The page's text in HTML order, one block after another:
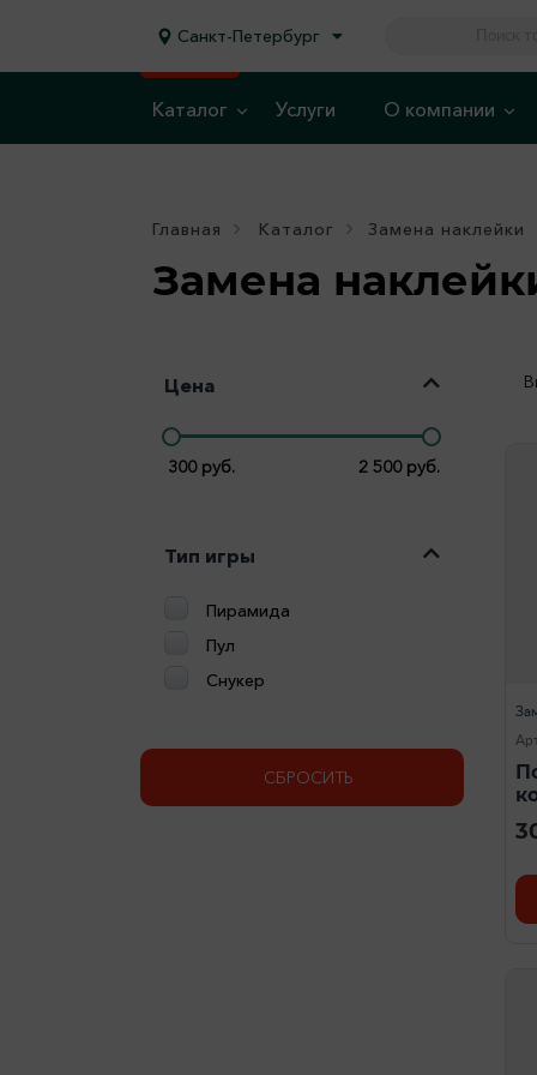
Санкт-Петербург
Каталог Услуги О компании
Главная Каталог Замена наклейки
Замена
Цена
300руб. 2 500руб.
Тип игры
Пирамида
Пул
Снукер
СБРОСИТЬ